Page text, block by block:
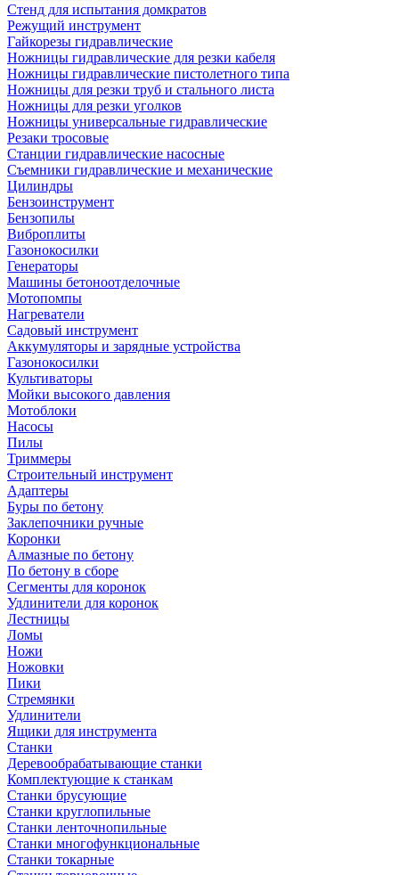
Стенд для испытания домкратов
Режущий инструмент
Гайкорезы гидравлические
Ножницы гидравлические для резки кабеля
Ножницы гидравлические пистолетного типа
Ножницы для резки труб и стального листа
Ножницы для резки уголков
Ножницы универсальные гидравлические
Резаки тросовые
Станции гидравлические насосные
Съемники гидравлические и механические
Цилиндры
Бензоинструмент
Бензопилы
Виброплиты
Газонокосилки
Генераторы
Машины бетоноотделочные
Мотопомпы
Нагреватели
Садовый инструмент
Аккумуляторы и зарядные устройства
Газонокосилки
Культиваторы
Мойки высокого давления
Мотоблоки
Насосы
Пилы
Триммеры
Строительный инструмент
Адаптеры
Буры по бетону
Заклепочники ручные
Коронки
Алмазные по бетону
По бетону в сборе
Сегменты для коронок
Удлинители для коронок
Лестницы
Ломы
Ножи
Ножовки
Пики
Стремянки
Удлинители
Ящики для инструмента
Станки
Деревообрабатывающие станки
Комплектующие к станкам
Станки брусующие
Станки круглопильные
Станки ленточнопильные
Станки многофункциональные
Станки токарные